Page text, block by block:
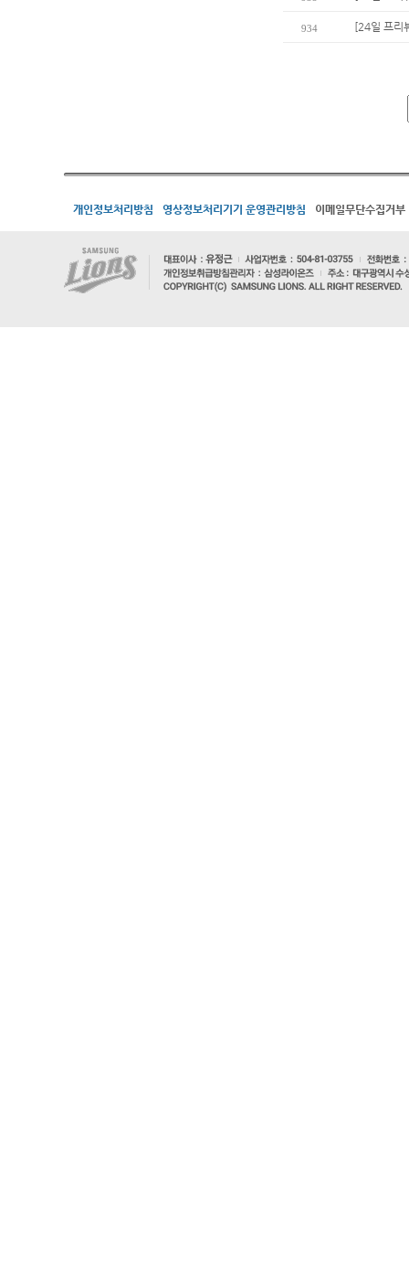
934 [24일 프리
개인정보처리방침 영상정보처리기기 운영관리방침 이메일무단수집거부